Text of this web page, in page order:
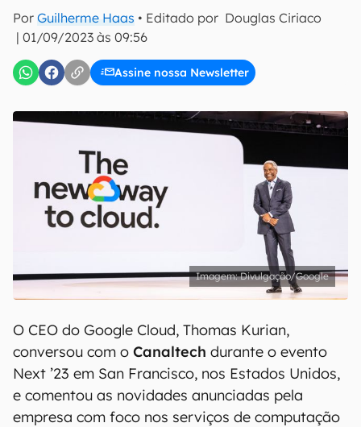
Por Guilherme Haas • Editado por Douglas Ciriaco
| 01/09/2023 às 09:56
Assine nossa Newsletter
inscreva-se
Confirmo que li, aceito e concordo com os Termos de
Uso e Política de Privacidade do Canaltech.
Divulgação/Google
O CEO do Google Cloud, Thomas Kurian,
conversou com o Canaltech durante o evento
Next ’23 em San Francisco, nos Estados Unidos,
e comentou as novidades anunciadas pela
empresa com foco nos serviços de computação